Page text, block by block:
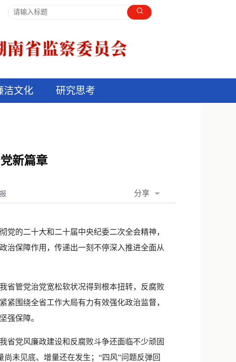
洁文化 研究思考
新篇章
分享
新浪微博
QQ
的二十大和二十届中央纪委二次全会精神，
治保障作用，传递出一刻不停深入推进全面从
省管党治党宽松软状况得到根本扭转，反腐败
围绕全省工作大局有力有效强化政治监督，
强保障。
省党风廉政建设和反腐败斗争还面临不少顽固
未见底、增量还在发生；“四风”问题反弹回